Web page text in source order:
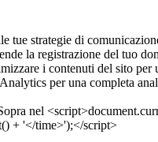
tue strategie di
la registrazione del tuo
i contenuti del sito
per una completa